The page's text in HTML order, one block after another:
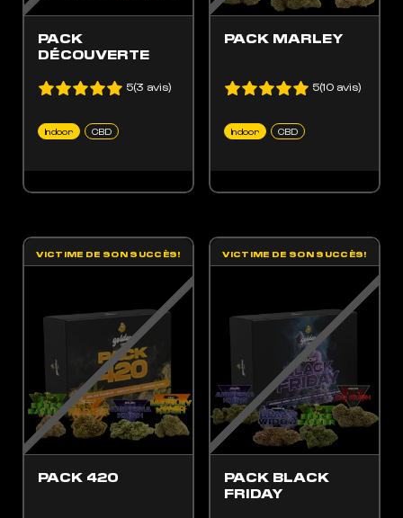
PACK
DÉCOUVERTE
Indoor CBD
5(3 avis)
PACK MARLEY
Indoor CBD
5(10 avis)
PACK 420
VICTIME DE SON SUCCÈS!
OPTIONS PEUVENT ÊTRE CHOISIES SUR LA PAGE DU PRODUIT
PACK BLACK
FRIDAY
VICTIME DE SON SUCCÈS!
PRODUIT A PLUSIEURS VARIATIONS. LES OPTIONS PEUVENT ÊTRE CHOISIES SUR LA